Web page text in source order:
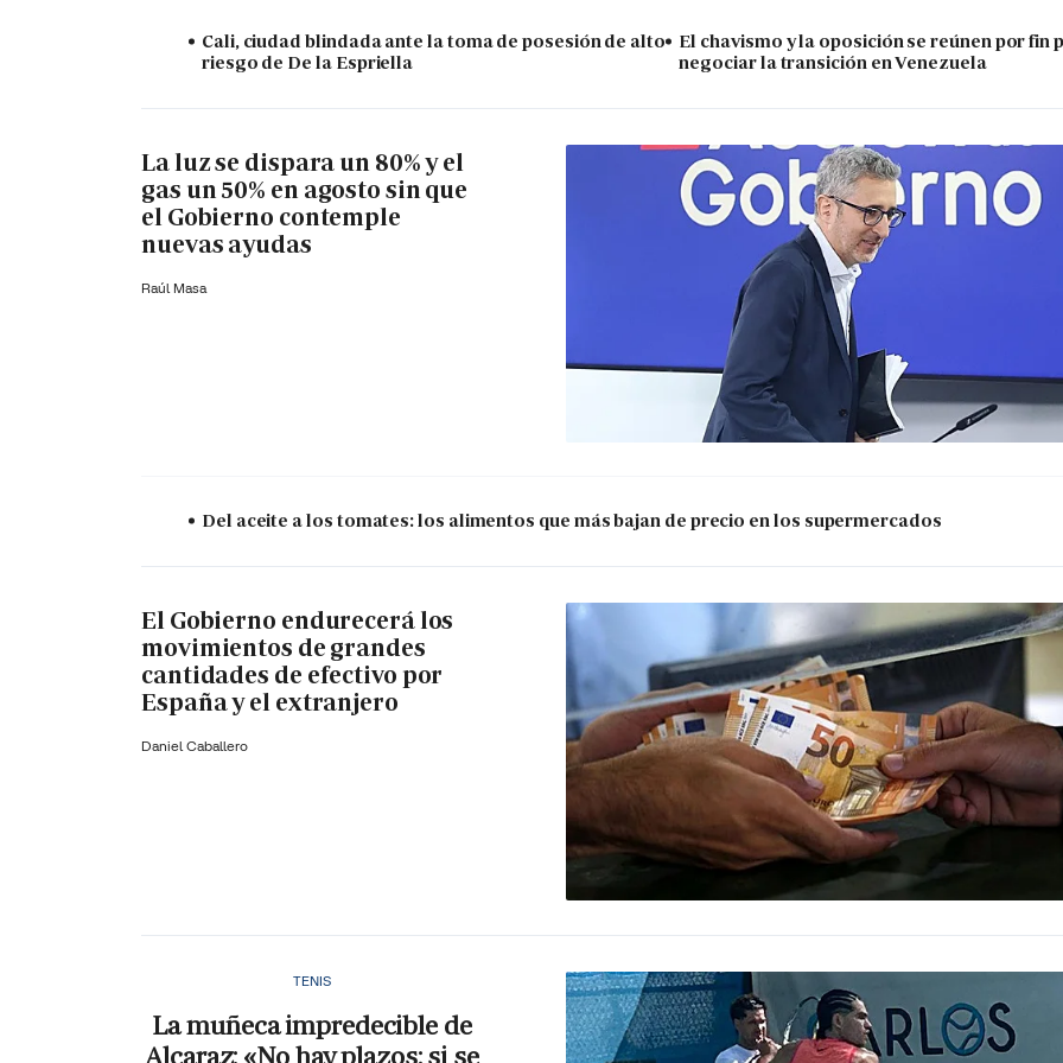
Cali, ciudad blindada ante la toma de posesión de alto
riesgo de De la Espriella
El chavismo y la oposición se reúnen por fin
negociar la transición en Venezuela
La luz se dispara un 80% y el
gas un 50% en agosto sin que
el Gobierno contemple
nuevas ayudas
Raúl Masa
Del aceite a los tomates: los alimentos que más bajan de precio en los supermercados
El Gobierno endurecerá los
movimientos de grandes
cantidades de efectivo por
España y el extranjero
Daniel Caballero
TENIS
La muñeca impredecible de